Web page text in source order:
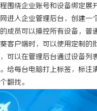
围绕企业账号和设备绑定展开
进入企业管理后台，创建
成员可以操控所有设备，普
客户端时，可以使用定制
可以在管理后台通过设备列
给每台电脑打上标签，标
翻找。